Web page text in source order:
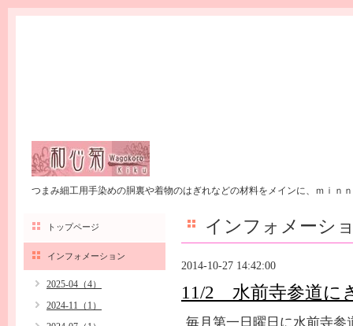
つまみ細工用手染めの胴裏や着物のはぎれなどの材料をメインに、ｍｉｎ
インフォメーシ
2014-10-27 14:42:00
11/2 水前寺参道に
毎月第一日曜日に水前寺参
トップページ
インフォメーション
2025-04（4）
2024-11（1）